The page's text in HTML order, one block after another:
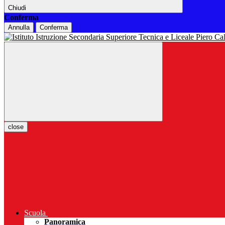
Chiudi
Conferma
Annulla Conferma
close
Scuola
Panoramica